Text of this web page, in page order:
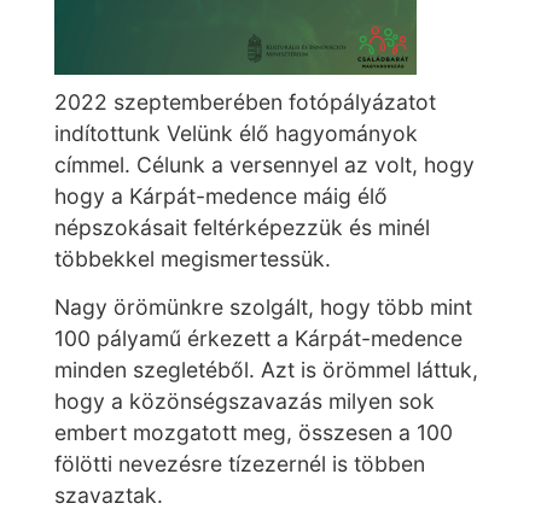
2022 szeptemberében fotópályázatot
indítottunk Velünk élő hagyományok
címmel. Célunk a versennyel az volt, hogy
hogy a Kárpát-medence máig élő
népszokásait feltérképezzük és minél
többekkel megismertessük.
Nagy örömünkre szolgált, hogy több mint
100 pályamű érkezett a Kárpát-medence
minden szegletéből. Azt is örömmel láttuk,
hogy a közönségszavazás milyen sok
embert mozgatott meg, összesen a 100
fölötti nevezésre tízezernél is többen
szavaztak.